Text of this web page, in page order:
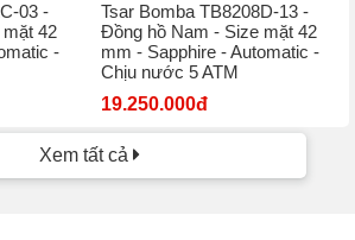
03 -
42
-
Tsar Bomba TB8208D-13 -
Đồng hồ Nam - Size mặt 42
mm - Sapphire - Automatic -
Chịu nước 5 ATM
19.250.000đ
Xem tất cả